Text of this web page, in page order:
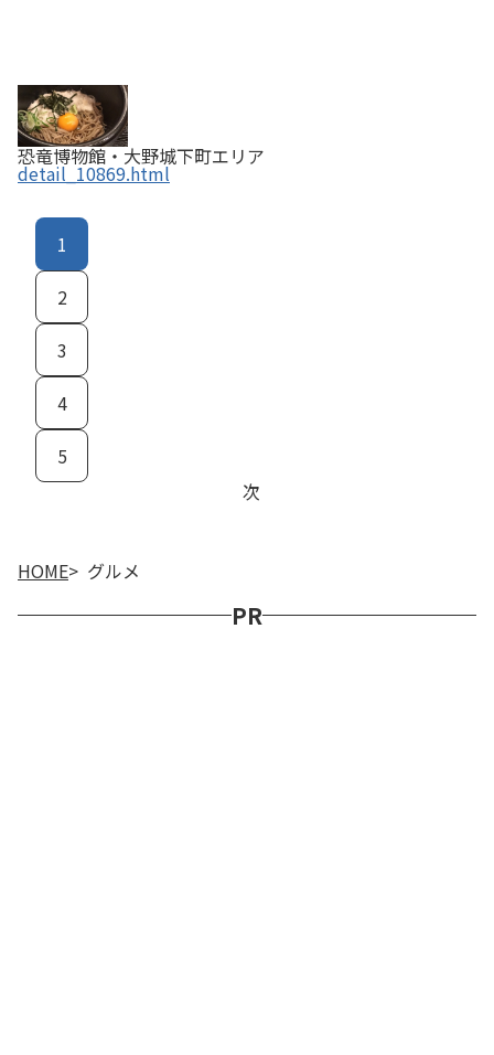
HOME グルメ
恐竜博物館・大野城下町エリア
detail_10869.html
1
2
3
4
5
次
PR